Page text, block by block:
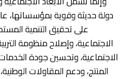
دولة حديثة وقوية بمؤسساتها،
على تحقيق التنمية
الاجتماعية، وإصلاح منظومة
الاجتماعية، وتحسين جودة
المنتج، ودعم المقاولات